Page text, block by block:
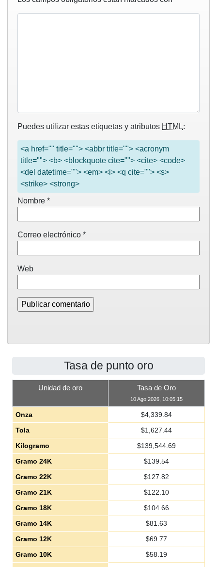
Puedes utilizar estas etiquetas y atributos HTML:
<a href="" title=""> <abbr title=""> <acronym
title=""> <b> <blockquote cite=""> <cite> <code>
<del datetime=""> <em> <i> <q cite=""> <s>
<strike> <strong>
Nombre *
Correo electrónico *
Web
Tasa de punto oro
Unidad de oro Tasa de Oro
10 Ago 2026, 10:05:15
Onza $4,339.84
Tola
$1,627.44
Kilogramo
$139,544.69
Gramo 24K
$139.54
Gramo 22K
$127.82
Gramo 21K
$122.10
Gramo 18K
$104.66
Gramo 14K
$81.63
Gramo 12K
$69.77
Gramo 10K
$58.19